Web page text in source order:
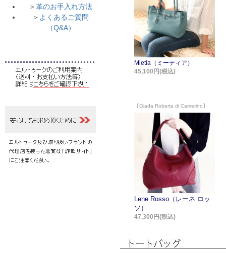
＞革のお手入れ方法
＞ よくあるご質問
（Q&A）